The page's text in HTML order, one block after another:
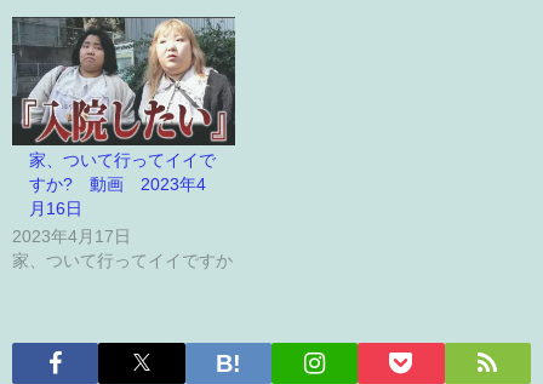
家、ついて行ってイイで
すか? 動画 2023年4
月16日
2023年4月17日
家、ついて行ってイイですか